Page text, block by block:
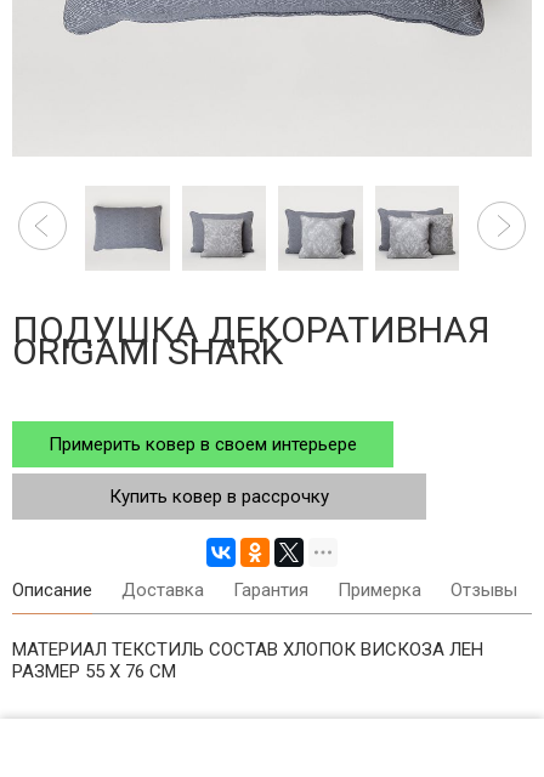
ПОДУШКА ДЕКОРАТИВНАЯ
ORIGAMI SHARK
Примерить ковер в своем интерьере
Купить ковер в рассрочку
Описание Доставка Гарантия Примерка Отзывы
МАТЕРИАЛ ТЕКСТИЛЬ СОСТАВ ХЛОПОК ВИСКОЗА ЛЕН
РАЗМЕР 55 Х 76 СМ